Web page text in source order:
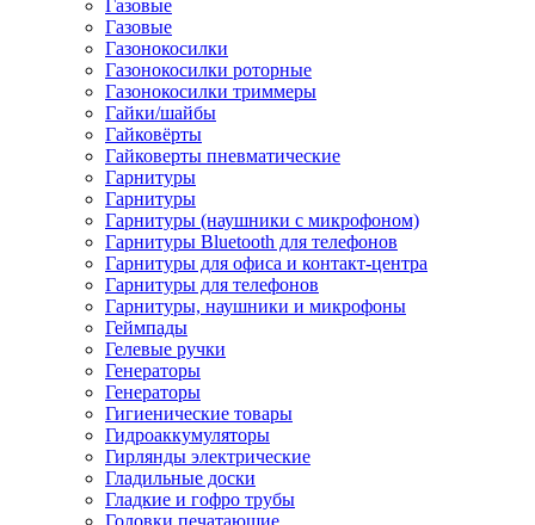
Газовые
Газовые
Газонокосилки
Газонокосилки роторные
Газонокосилки триммеры
Гайки/шайбы
Гайковёрты
Гайковерты пневматические
Гарнитуры
Гарнитуры
Гарнитуры (наушники с микрофоном)
Гарнитуры Bluetooth для телефонов
Гарнитуры для офиса и контакт-центра
Гарнитуры для телефонов
Гарнитуры, наушники и микрофоны
Геймпады
Гелевые ручки
Генераторы
Генераторы
Гигиенические товары
Гидроаккумуляторы
Гирлянды электрические
Гладильные доски
Гладкие и гофро трубы
Головки печатающие